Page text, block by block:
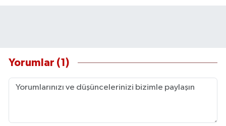
Yorumlar (1)